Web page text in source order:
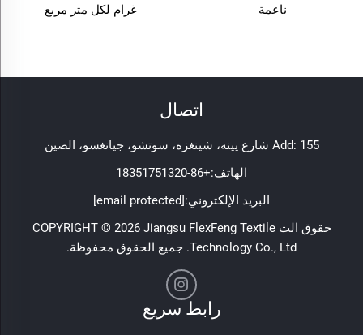
ناعمة
غرام لكل متر مربع
اتصال
Add: 155 شارع يينه، شينغزه، سوتشو، جيانغسو، الصين
الهاتف:+86-18351751320
البريد الإلكتروني:
حقوق الت COPYRIGHT © 2026 Jiangsu FlexFeng Textile
Technology Co., Ltd. جميع الحقوق محفوظة.
رابط سريع